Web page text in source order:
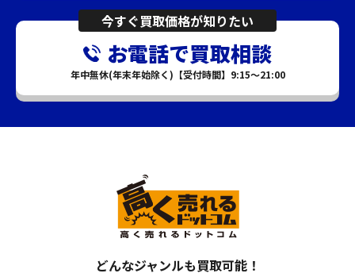
今すぐ買取価格が知りたい
お電話で買取相談
年中無休(年末年始除く)【受付時間】9:15～21:00
どんなジャンルも買取可能！